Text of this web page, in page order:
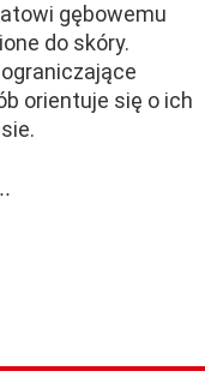
gębowemu
do skóry.
orientuje się o ich